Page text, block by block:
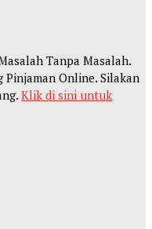
Tanpa Masalah.
Online. Silakan
Klik di sini untuk